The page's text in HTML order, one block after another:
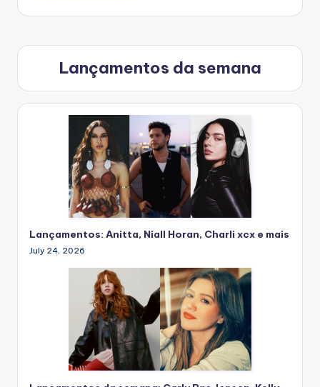
Lançamentos da semana
Lançamentos: Anitta, Niall Horan, Charli xcx e mais
July 24, 2026